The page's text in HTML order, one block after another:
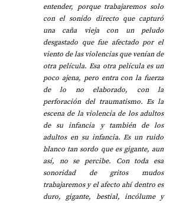
entender, porque trabajaremos solo
con el sonido directo que capturó
una caña vieja con un peludo
desgastado que fue afectado por el
viento de las violencias que venían de
otra película. Esa otra película es un
poco ajena, pero entra con la fuerza
de lo no elaborado, con la
perforación del traumatismo. Es la
escena de la violencia de los adultos
de su infancia y también de los
adultos en su infancia. Es un ruido
blanco tan sordo que es gigante, aun
así, no se percibe. Con toda esa
sonoridad de gritos mudos
trabajaremos y el afecto ahí dentro es
duro, gigante, bestial, incólume y